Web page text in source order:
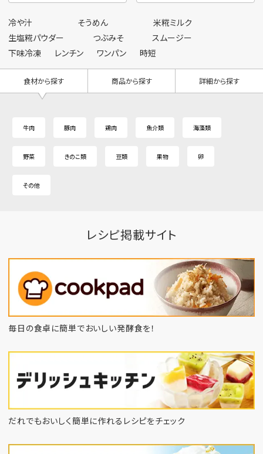
冷や汁 そうめん
米糀ミルク
生塩糀パウダー
つぶみそ
スムージー
下味冷凍
レンチン ワンパン 時短
食材から探す 商品から探す 詳細から探す
牛肉 豚肉 鶏肉 魚介類 海藻類
野菜 きのこ類 豆類 果物 卵
その他
レシピ掲載サイト
毎日の食卓に簡単でおいしい発酵食を！
だれでもおいしく簡単に作れるレシピをチェック